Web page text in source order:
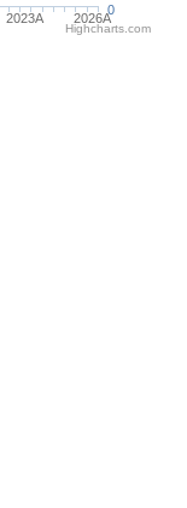
2023Α 2026A
0
Highcharts.com